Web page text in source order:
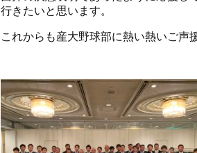
行きたいと思います。
これからも産大野球部に熱い熱いご声